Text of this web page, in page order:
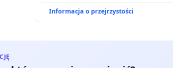
Informacja o przejrzystości